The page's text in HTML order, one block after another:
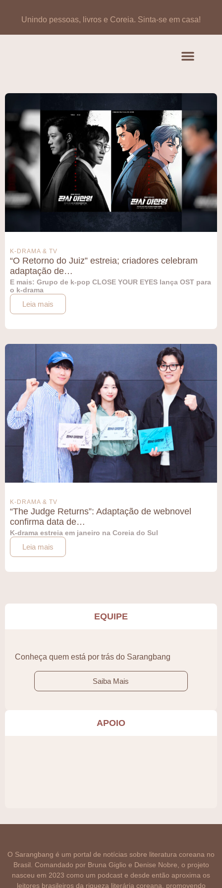
Unindo pessoas, livros e Coreia. Sinta-se em casa!
K-DRAMA & TV
“O Retorno do Juiz” estreia; criadores celebram
adaptação de…
E mais: Grupo de k-pop CLOSE YOUR EYES lança OST para
o k-drama
Leia mais
K-DRAMA & TV
“The Judge Returns”: Adaptação de webnovel
confirma data de…
K-drama estreia em janeiro na Coreia do Sul
Leia mais
EQUIPE
Conheça quem está por trás do Sarangbang
Saiba Mais
APOIO
O Sarangbang é um portal de notícias sobre literatura coreana no
Brasil. Comandado por Bruna Giglio e Denise Nobre, o projeto
nasceu em 2023 como um podcast e desde então aproxima os
leitores brasileiros da riqueza literária coreana, promovendo